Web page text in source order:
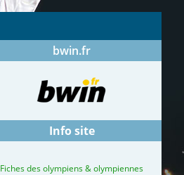
bwin.fr
Info site
Fiches des olympiens & olympiennes